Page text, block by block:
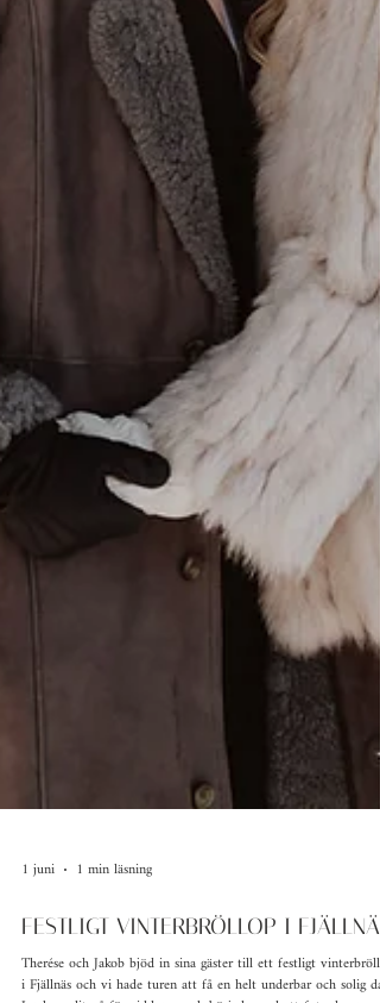
1 juni 1 min läsning
FESTLIGT VINTERBRÖLLOP I FJÄLLNÄS